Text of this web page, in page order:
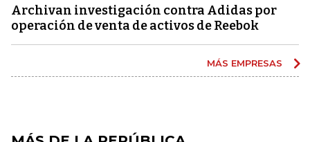
Archivan investigación contra Adidas por
operación de venta de activos de Reebok
MÁS EMPRESAS